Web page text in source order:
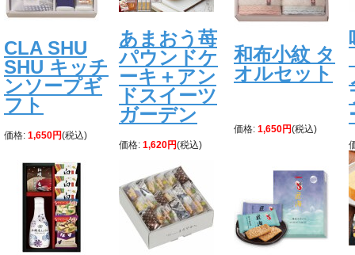
CLA SHU
SHU キッチ
ンソープギ
フト
価格: 1,650円(税込)
あまおう苺
パウンドケ
ーキ＋アン
ドスイーツ
ガーデン
価格: 1,620円(税込)
和布小紋 タ
オルセット
価格: 1,650円(税込)